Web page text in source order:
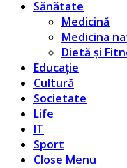
Sănătate
Medicină
Medicina
Dietă și
Educație
Cultură
Societate
Life
IT
Sport
Close Menu